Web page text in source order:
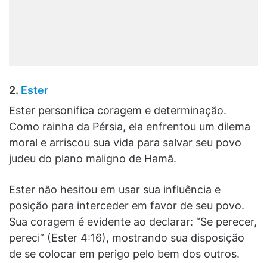
2. Ester
Ester personifica coragem e determinação.
Como rainha da Pérsia, ela enfrentou um dilema
moral e arriscou sua vida para salvar seu povo
judeu do plano maligno de Hamã.
Ester não hesitou em usar sua influência e
posição para interceder em favor de seu povo.
Sua coragem é evidente ao declarar: “Se perecer,
pereci” (Ester 4:16), mostrando sua disposição
de se colocar em perigo pelo bem dos outros.